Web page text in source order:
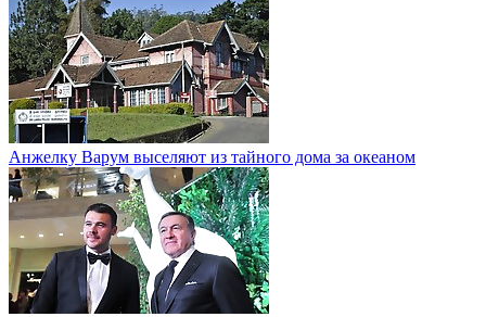
Анжелку Варум выселяют из тайного дома за океаном